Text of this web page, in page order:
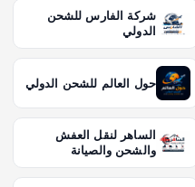
شركة الفارس للشحن
الدولي
حول العالم للشحن الدولي
الساهر لنقل العفش
والشحن والصيانة